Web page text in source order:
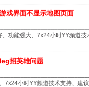
戏界面不显示地图页面
功能强大、7x24小时YY频道
招英雄问题
7x24小时YY频道技术支持、建